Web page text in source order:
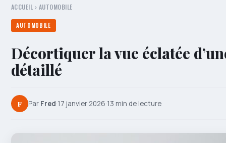
ACCUEIL › AUTOMOBILE
AUTOMOBILE
Décortiquer la vue éclatée
détaillé
F Par Fred·17 janvier 2026·13 min de lecture